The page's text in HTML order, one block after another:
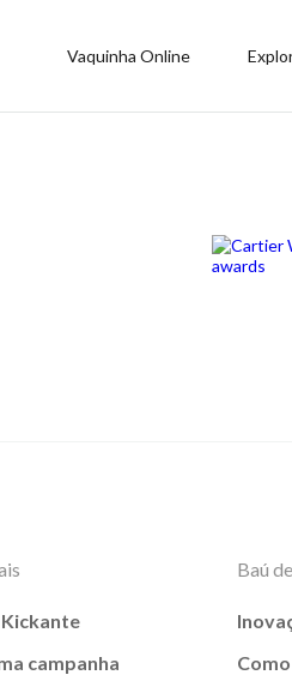
Vaquinha Online
campanha
Baú